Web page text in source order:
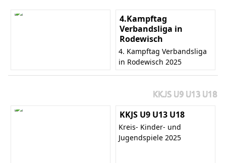
4.Kampftag
Verbandsliga in
Rodewisch
4. Kampftag Verbandsliga
in Rodewisch 2025
KKJS U9 U13 U18
KKJS U9 U13 U18
Kreis- Kinder- und
Jugendspiele 2025